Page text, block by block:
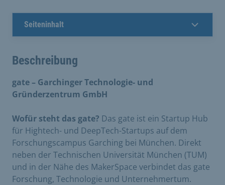
Seiteninhalt
Beschreibung
gate – Garchinger Technologie- und
Gründerzentrum GmbH
Wofür steht das gate? Das gate ist ein Startup Hub
für Hightech- und DeepTech-Startups auf dem
Forschungscampus Garching bei München. Direkt
neben der Technischen Universität München (TUM)
und in der Nähe des MakerSpace verbindet das gate
Forschung, Technologie und Unternehmertum.